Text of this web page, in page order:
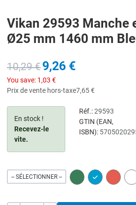
Vikan 29593 Manche
Ø25 mm 1460 mm
10,29 €9,26 €
You save: 1,03 €
Prix de vente hors-taxe7,65 €
En stock !
Recevez-le
vite.
Réf.: 29593
GTIN (EAN,
ISBN):
-- SÉLECTIONNER -- GREEN BLUE RED